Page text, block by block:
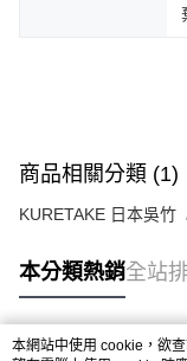
商品相關分類 (1)
KURETAKE 日本吳竹
本分類熱銷全站
本網站中使用 cookie，欲